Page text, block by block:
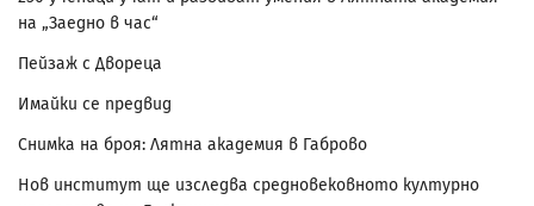
на „Заедно в час“
Пейзаж с Двореца
Имайки се предвид
Снимка на броя: Лятна академия в Габрово
Нов институт ще изследва средновековното културно